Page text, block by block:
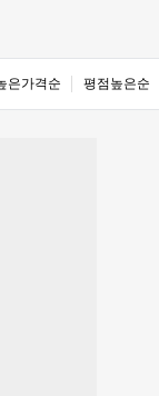
은가격순 평점높은순